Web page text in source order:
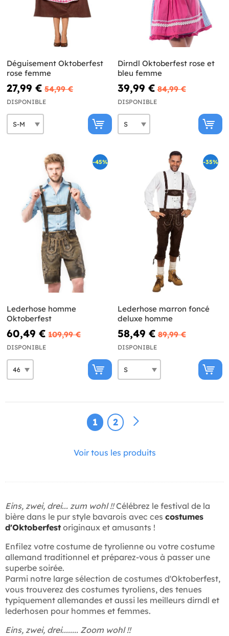
Déguisement Oktoberfest
rose femme
27,99 € 54,99 €
DISPONIBLE
Dirndl Oktoberfest rose et
bleu femme
39,99 € 84,99 €
DISPONIBLE
-45%
Lederhose homme
Oktoberfest
60,49 € 109,99 €
DISPONIBLE
-35%
Lederhose marron foncé
deluxe homme
58,49 € 89,99 €
DISPONIBLE
1 2
Voir tous les produits
Eins, zwei, drei... zum wohl !!Célébrez le festival de la
bière dans le pur style bavarois avec ces costumes
d'Oktoberfest originaux et amusants !
Enfilez votre costume de tyrolienne ou votre costume
allemand traditionnel et préparez-vous à passer une
superbe soirée.
Parmi notre large sélection de costumes d'Oktoberfest,
vous trouverez des costumes tyroliens, des tenues
typiquement allemandes et aussi les meilleurs dirndl et
lederhosen pour hommes et femmes.
Eins, zwei, drei........ Zoom wohl !!